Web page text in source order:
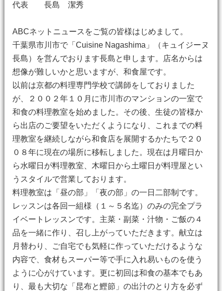
代表 長島 潔秀
ABCネットニュースをご覧の皆様はじめまして。
千葉県市川市で「Cuisine Nagashima」（キュイジーヌ
長島）を営んでおります長島と申します。店名からは
想像が難しいかと思いますが、和食屋です。
以前は京都の料理専門学校で講師をしておりました
が、２００２年１０月に市川市のマンションの一室で
和食の料理教室を始めました。その後、生徒の皆様か
ら出店のご要望をいただくようになり、これまでの料
理教室を継続しながら和食店を展開するかたちで２０
０８年に現在の場所に移転しました。現在は月曜日か
ら水曜日が料理教室、木曜日から土曜日が料理屋とい
うスタイルで営業しております。
料理教室は「昼の部」「夜の部」の一日二部制です。
レッスンは各回一組様（１～５名迄）のみの完全プラ
イベートレッスンです。主菜・副菜・汁物・ご飯の４
品を一緒に作り、召し上がっていただきます。献立は
月替わり、ご自宅でも気軽に作っていただけるような
内容で、食材もスーパー等で手に入れ易いものを使う
ように心がけています。更に初回は和食の基本でもあ
り、最も大切な「昆布と鰹節」の出汁のとり方を必ず